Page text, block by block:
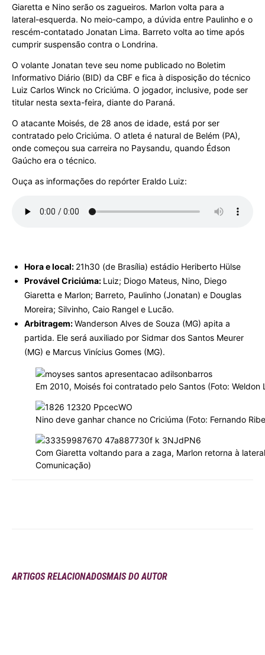
Giaretta e Nino serão os zagueiros. Marlon volta para a
lateral-esquerda. No meio-campo, a dúvida entre Paulinho e o
rescém-contatado Jonatan Lima. Barreto volta ao time após
cumprir suspensão contra o Londrina.
O volante Jonatan teve seu nome publicado no Boletim
Informativo Diário (BID) da CBF e fica à disposição do técnico
Luiz Carlos Winck no Criciúma. O jogador, inclusive, pode ser
titular nesta sexta-feira, diante do Paraná.
O atacante Moisés, de 28 anos de idade, está por ser
contratado pelo Criciúma. O atleta é natural de Belém (PA),
onde começou sua carreira no Paysandu, quando Édson
Gaúcho era o técnico.
Ouça as informações do repórter Eraldo Luiz:
Hora e local: 21h30 (de Brasília) estádio Heriberto Hülse
Provável Criciúma: Luiz; Diogo Mateus, Nino, Diego
Giaretta e Marlon; Barreto, Paulinho (Jonatan) e Douglas
Moreira; Silvinho, Caio Rangel e Lucão.
Arbitragem:Wanderson Alves de Souza (MG) apita a
partida. Ele será auxiliado por Sidmar dos Santos Meurer
(MG) e Marcus Vinícius Gomes (MG).
Em 2010, Moisés foi contratado pelo Santos (Foto:
Nino deve ganhar chance no Criciúma (Foto: Fernando
Com Giaretta voltando para a zaga, Marlon retorna à
Comunicação)
ARTIGOS RELACIONADOSMAIS DO AUTOR